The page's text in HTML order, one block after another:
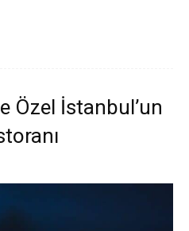
Özel İstanbul’un